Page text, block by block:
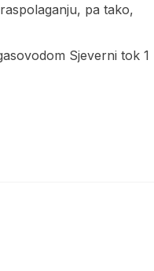
pa tako,
Sjeverni tok 1